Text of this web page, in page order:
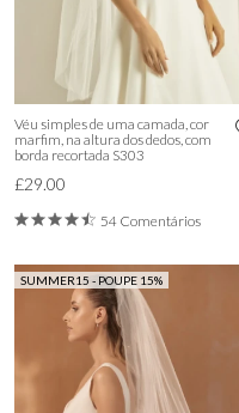
Véu simples de uma camada, cor
marfim, na altura dos dedos, com
borda recortada S303
£29.00
54 Comentários
SUMMER15 - POUPE 15%